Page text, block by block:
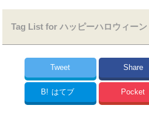
Tag List for ハッピーハロウィーン
Tweet Share
B! はてブ Pocket